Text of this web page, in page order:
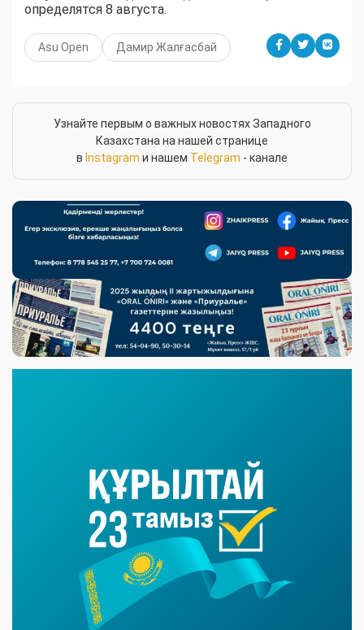
определятся 8 августа.
Asu Open Дамир Жалғасбай
Узнайте первым о важных новостях Западного
Казахстана на нашей странице
в Instagram и нашем Telegram - канале